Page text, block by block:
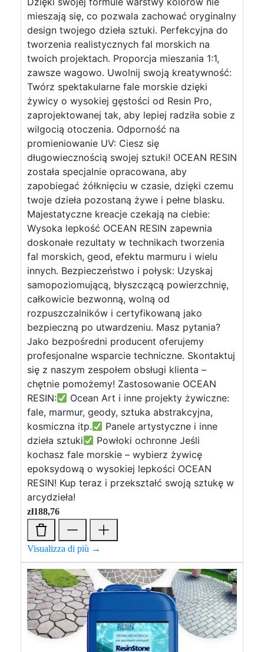
mieszają się, co pozwala zachować oryginalny
design twojego dzieła sztuki. Perfekcyjna do
tworzenia realistycznych fal morskich na
twoich projektach. Proporcja mieszania 1:1,
zawsze wagowo. Uwolnij swoją kreatywność:
Twórz spektakularne fale morskie dzięki
żywicy o wysokiej gęstości od Resin Pro,
zaprojektowanej tak, aby lepiej radziła sobie z
wilgocią otoczenia. Odporność na
promieniowanie UV: Ciesz się
długowiecznością swojej sztuki! OCEAN RESIN
została specjalnie opracowana, aby
zapobiegać żółknięciu w czasie, dzięki czemu
twoje dzieła pozostaną żywe i pełne blasku.
Majestatyczne kreacje czekają na ciebie:
Wysoka lepkość OCEAN RESIN zapewnia
doskonałe rezultaty w technikach tworzenia
fal morskich, geod, efektu marmuru i wielu
innych. Bezpieczeństwo i połysk: Uzyskaj
samopoziomującą, błyszczącą powierzchnię,
całkowicie bezwonną, wolną od
rozpuszczalników i certyfikowaną jako
bezpieczną po utwardzeniu. Masz pytania?
Jako bezpośredni producent oferujemy
profesjonalne wsparcie techniczne. Skontaktuj
się z naszym zespołem obsługi klienta –
chętnie pomożemy! Zastosowanie OCEAN
RESIN:
Ocean Art i inne projekty żywiczne:
fale, marmur, geody, sztuka abstrakcyjna,
kosmiczna itp.
Panele artystyczne i inne
dzieła sztuki
Powłoki ochronne Jeśli
kochasz fale morskie – wybierz żywicę
epoksydową o wysokiej lepkości OCEAN
RESIN! Kup teraz i przekształć swoją sztukę w
arcydzieła!
zł188,76
Visualizza di più →